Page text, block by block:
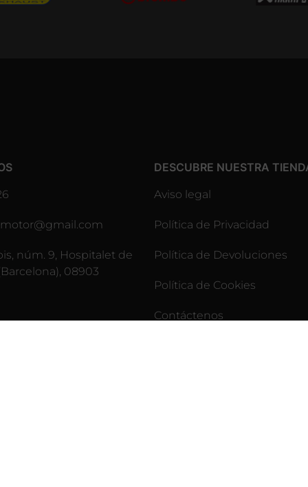
núm. 9, Hospitalet de
08903
DESCUBRE NUESTRA
Aviso legal
Política de Privacidad
Política de Devoluciones
Política de Cookies
Contáctenos